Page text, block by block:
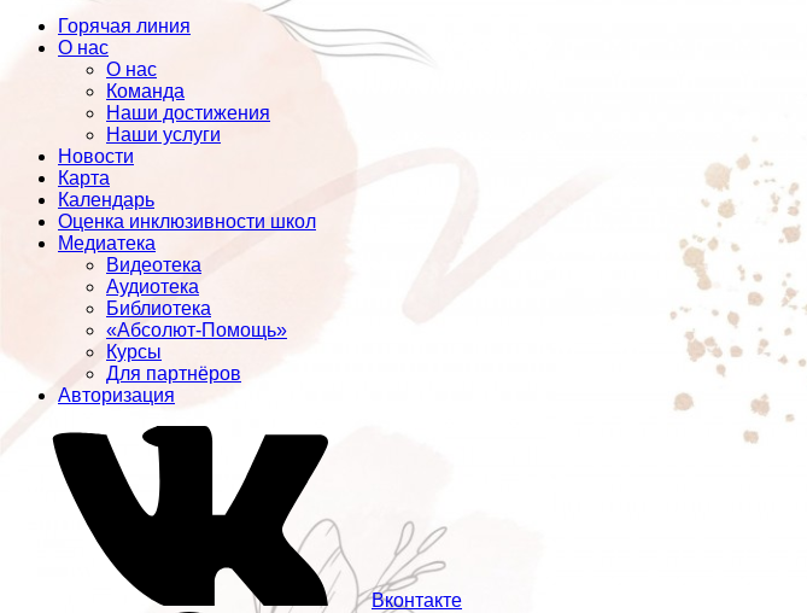
Горячая линия
О нас
О нас
Команда
Наши достижения
Наши услуги
Новости
Карта
Календарь
Оценка инклюзивности школ
Медиатека
Видеотека
Аудиотека
Библиотека
«Абсолют-Помощь»
Курсы
Для партнёров
Авторизация
Вконтакте